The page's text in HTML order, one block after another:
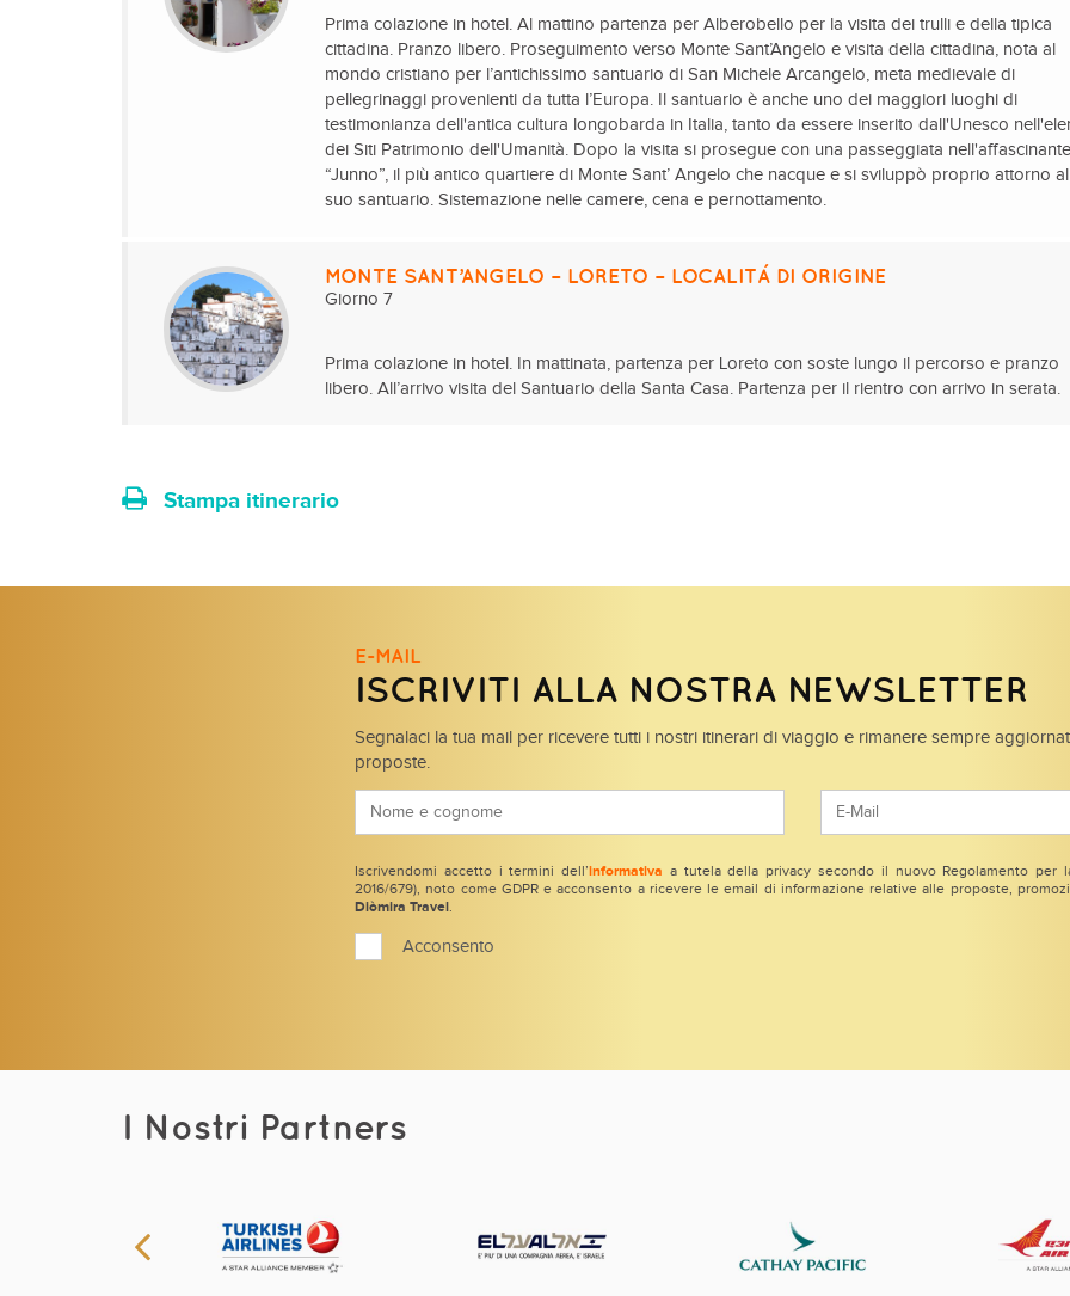
Prima colazione in hotel. Al mattino partenza per Alberobello per la visita dei trulli e della tipica
cittadina. Pranzo libero. Proseguimento verso Monte Sant’Angelo e visita della cittadina, nota al
mondo cristiano per l’antichissimo santuario di San Michele Arcangelo, meta medievale di
pellegrinaggi provenienti da tutta l’Europa. Il santuario è anche uno dei maggiori luoghi di
testimonianza dell'antica cultura longobarda in Italia, tanto da essere inserito dall'Unesco
dei Siti Patrimonio dell'Umanità. Dopo la visita si prosegue con una passeggiata nell'affascinante
“Junno”, il più antico quartiere di Monte Sant’ Angelo che nacque e si sviluppò proprio attorno al
suo santuario. Sistemazione nelle camere, cena e pernottamento.
MONTE SANT’ANGELO – LORETO – LOCALITÁ DI ORIGINE
Giorno 7
Prima colazione in hotel. In mattinata, partenza per Loreto con soste lungo il percorso e pranzo
libero. All’arrivo visita del Santuario della Santa Casa. Partenza per il rientro con arrivo in serata.
Stampa itinerario
E-MAIL
ISCRIVITI ALLA NOSTRA NEWSLETTER
Segnalaci la tua mail per ricevere tutti i nostri itinerari di viaggio e rimanere sempre
proposte.
Iscrivendomi accetto i termini dell’ informativa a tutela della privacy secondo il nuovo Regolamento per
2016/679), noto come GDPR e acconsento a ricevere le email di informazione relative alle proposte,
Diòmira Travel .
Acconsento
I Nostri Partners